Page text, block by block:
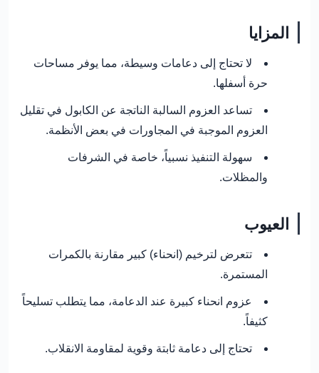
المزايا
لا تحتاج إلى دعامات وسيطة، مما يوفر مساحات
حرة أسفلها.
تساعد العزوم السالبة الناتجة عن الكابول في تقليل
العزوم الموجبة في المجاورات في بعض الأنظمة.
سهولة التنفيذ نسبياً، خاصة في الشرفات
والمظلات.
العيوب
تتعرض لترخيم (انحناء) كبير مقارنة بالكمرات
المستمرة.
عزوم انحناء كبيرة عند الدعامة، مما يتطلب تسليحاً
كثيفاً.
تحتاج إلى دعامة ثابتة وقوية لمقاومة الانقلاب.